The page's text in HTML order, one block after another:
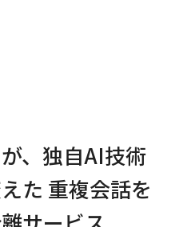
、独自AI技術
た 重複会話を